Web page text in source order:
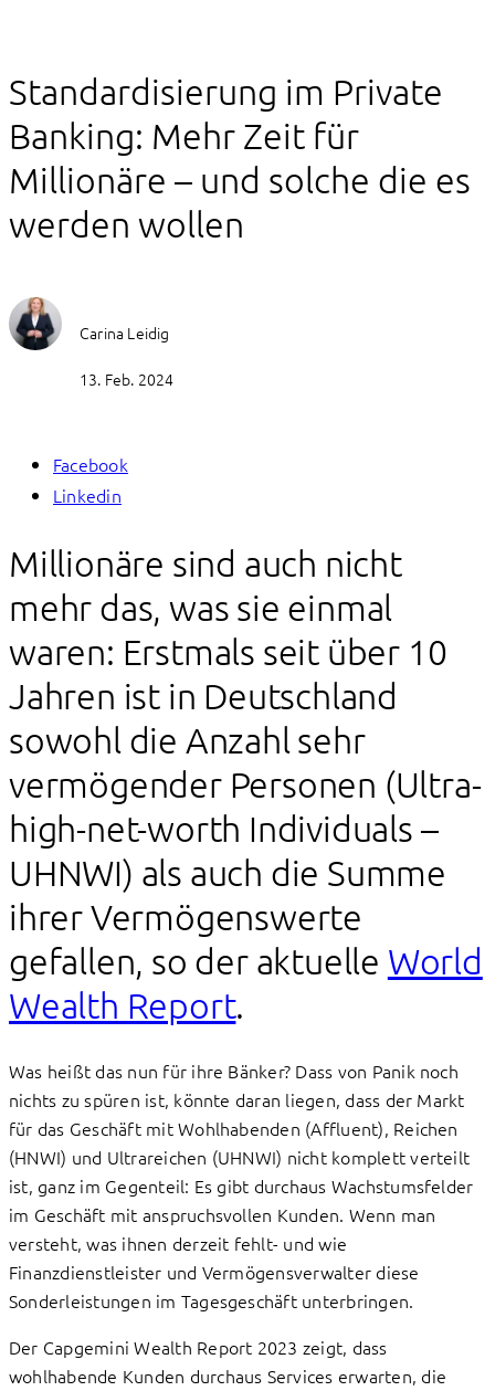
Standardisierung im Private
Banking: Mehr Zeit für
Millionäre – und solche die es
werden wollen
Carina Leidig
13. Feb. 2024
Facebook
Linkedin
Millionäre sind auch nicht
mehr das, was sie einmal
waren: Erstmals seit über 10
Jahren ist in Deutschland
sowohl die Anzahl sehr
vermögender Personen (Ultra-
high-net-worth Individuals –
UHNWI) als auch die Summe
ihrer Vermögenswerte
gefallen, so der aktuelle World
Wealth Report.
Was heißt das nun für ihre Bänker? Dass von Panik noch
nichts zu spüren ist, könnte daran liegen, dass der Markt
für das Geschäft mit Wohlhabenden (Affluent), Reichen
(HNWI) und Ultrareichen (UHNWI) nicht komplett verteilt
ist, ganz im Gegenteil: Es gibt durchaus Wachstumsfelder
im Geschäft mit anspruchsvollen Kunden. Wenn man
versteht, was ihnen derzeit fehlt- und wie
Finanzdienstleister und Vermögensverwalter diese
Sonderleistungen im Tagesgeschäft unterbringen.
Der Capgemini Wealth Report 2023 zeigt, dass
wohlhabende Kunden durchaus Services erwarten, die